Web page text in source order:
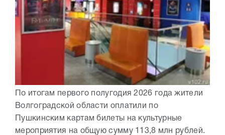
По итогам первого полугодия 2026 года жители
Волгоградской области оплатили по
Пушкинским картам билеты на культурные
мероприятия на общую сумму 113,8 млн рублей.